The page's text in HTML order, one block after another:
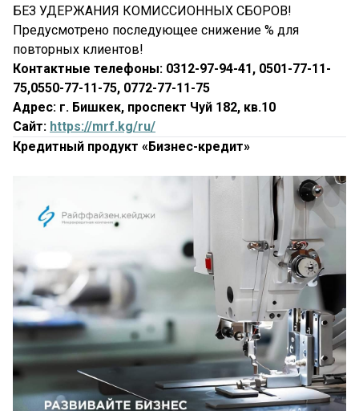
БЕЗ УДЕРЖАНИЯ КОМИССИОННЫХ СБОРОВ!
Предусмотрено последующее снижение % для
повторных клиентов!
Контактные телефоны: 0312-97-94-41, 0501-77-11-
75,0550-77-11-75, 0772-77-11-75
Адрес: г. Бишкек, проспект Чуй 182, кв.10
Сайт: https://mrf.kg/ru/
Кредитный продукт «Бизнес-кредит»